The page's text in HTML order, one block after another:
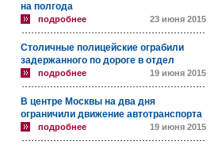
на полгода
подробнее 23 июня 2015
Столичные полицейские ограбили
задержанного по дороге в отдел
подробнее 19 июня 2015
В центре Москвы на два дня
ограничили движение автотранспорта
подробнее 19 июня 2015